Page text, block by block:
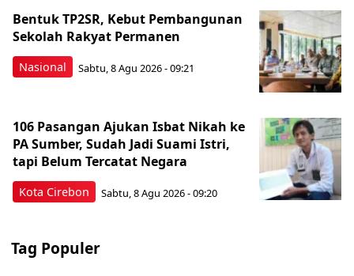
Nasional
Bentuk TP2SR, Kebut Pembangunan
Sekolah Rakyat Permanen
Sabtu, 8 Agu 2026 - 09:21
Kota Cirebon
106 Pasangan Ajukan Isbat Nikah ke
PA Sumber, Sudah Jadi Suami Istri,
tapi Belum Tercatat Negara
Sabtu, 8 Agu 2026 - 09:20
Tag Populer